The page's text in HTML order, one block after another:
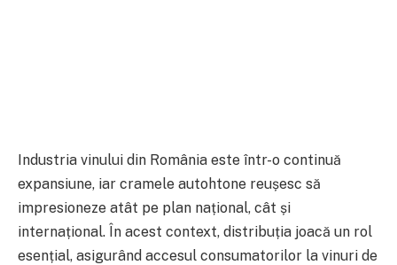
Industria vinului din România este într-o continuă
expansiune, iar cramele autohtone reușesc să
impresioneze atât pe plan național, cât și
internațional. În acest context, distribuția joacă un rol
esențial, asigurând accesul consumatorilor la vinuri de